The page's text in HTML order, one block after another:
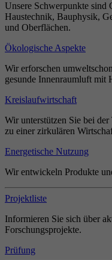
Unsere Schwerpunkte sind
Haustechnik, Bauphysik,
und Oberflächen.
Ökologische Aspekte
Wir erforschen
gesunde Innenraumluft mit
Kreislaufwirtschaft
Wir unterstützen Sie bei
zu einer zirkulären
Energetische Nutzung
Wir entwickeln Produkte
Projektliste
Informieren Sie sich über
Forschungsprojekte.
Prüfung